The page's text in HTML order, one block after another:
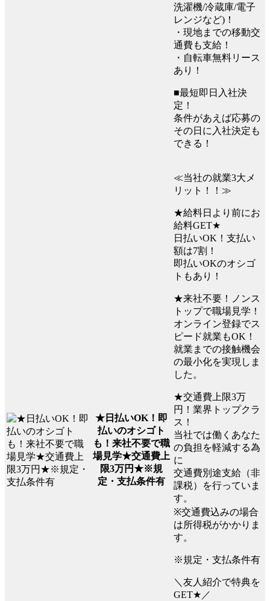
洗濯機/冷蔵庫/電子
レンジなど)！
・現地までの移動交
通費も支給！
・自転車無料リース
あり！
■最短即日入社決
定！
条件があえば応募の
その日に入社決定も
できる！
★日払いOK！即
払いのオシゴト
も！来社不要で職
場見学★交通費上
限3万円★※規
定・支払条件有
≪当社の就業3大メ
リット！！≫
★給料日より前にお
給料GET★
日払いOK！支払い
額は7割！
即払いOKのオシゴ
トもあり！
★来社不要！ノンス
トップで職場見学！
オンライン登録でス
ピード就業もOK！
就業までの接触機会
の最小化を実現しま
した。
★交通費上限3万
円！業界トップクラ
ス！
当社では働くあなた
の負担を軽減する為
に
交通費別途支給（非
課税）を行っていま
す。
※交通費込みの場合
は所得税がかかりま
す。
※規定・支払条件有
＼友人紹介で特典を
GET★／